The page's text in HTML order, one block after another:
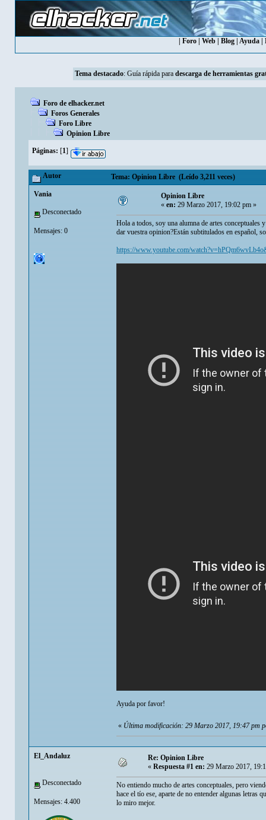
Foro Web Blog Ayuda
Tema destacado: Guía rápida para descarga de herramientas
Foro de elhacker.net
Foros Generales
Foro Libre
Opinion Libre
Páginas: [1]
Autor Tema: Opinion Libre (Leído 3,211 veces)
Vania
Desconectado
Mensajes: 0
Opinion Libre
«en:29 Marzo 2017, 19:02 pm »
Hola a todos, soy una alumna de artes
dar vuestra opinion?Están subtitulados en español,
https://www.youtube.com/
Ayuda por favor!
«Última modificación: 29 Marzo 2017, 19:47 pm
El_Andaluz
Desconectado
Mensajes: 4.400
Re: Opinion Libre
« Respuesta #1 en: 29 Marzo 2017,
No entiendo mucho de artes conceptuales, pero
hace el tío ese, aparte de no entender algunas letras
lo miro mejor.